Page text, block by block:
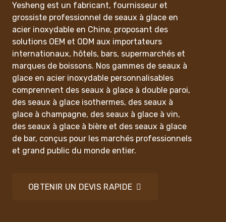
Yesheng est un fabricant, fournisseur et
grossiste professionnel de seaux à glace en
acier inoxydable en Chine, proposant des
solutions OEM et ODM aux importateurs
internationaux, hôtels, bars, supermarchés et
marques de boissons. Nos gammes de seaux à
glace en acier inoxydable personnalisables
comprennent des seaux à glace à double paroi,
des seaux à glace isothermes, des seaux à
glace à champagne, des seaux à glace à vin,
des seaux à glace à bière et des seaux à glace
de bar, conçus pour les marchés professionnels
et grand public du monde entier.
OBTENIR UN DEVIS RAPIDE